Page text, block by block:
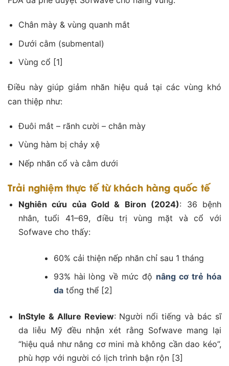
Chân mày & vùng quanh mắt
Dưới cằm (submental)
Vùng cổ [1]
Điều này giúp giảm nhăn hiệu quả tại các vùng khó
can thiệp như:
Đuôi mắt – rãnh cười – chân mày
Vùng hàm bị chảy xệ
Nếp nhăn cổ và cằm dưới
Trải nghiệm thực tế từ khách hàng quốc tế
Nghiên cứu của Gold & Biron (2024): 36 bệnh
nhân, tuổi 41–69, điều trị vùng mặt và cổ với
Sofwave cho thấy:
60% cải thiện nếp nhăn chỉ sau 1 tháng
93% hài lòng về mức độ nâng cơ trẻ hóa
datổng thể [2]
InStyle & Allure Review: Người nổi tiếng và bác sĩ
da liễu Mỹ đều nhận xét rằng Sofwave mang lại
“hiệu quả như nâng cơ mini mà không cần dao kéo”,
phù hợp với người có lịch trình bận rộn [3]